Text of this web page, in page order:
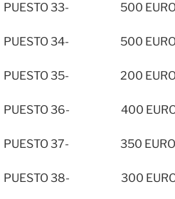
PUESTO 33- 500
PUESTO 34- 500
PUESTO 35- 200
PUESTO 36- 400
PUESTO 37- 350
PUESTO 38- 300